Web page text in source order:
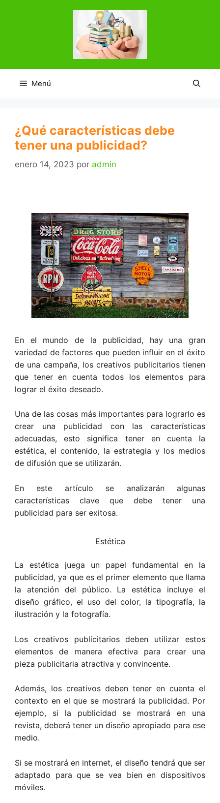
Menú
¿Qué características debe
tener una publicidad?
enero 14, 2023 por admin
En el mundo de la publicidad, hay una gran
variedad de factores que pueden influir en el éxito
de una campaña, los creativos publicitarios tienen
que tener en cuenta todos los elementos para
lograr el éxito deseado.
Una de las cosas más importantes para lograrlo es
crear una publicidad con las características
adecuadas, esto significa tener en cuenta la
estética, el contenido, la estrategia y los medios
de difusión que se utilizarán.
En este artículo se analizarán algunas
características clave que debe tener una
publicidad para ser exitosa.
Estética
La estética juega un papel fundamental en la
publicidad, ya que es el primer elemento que llama
la atención del público. La estética incluye el
diseño gráfico, el uso del color, la tipografía, la
ilustración y la fotografía.
Los creativos publicitarios deben utilizar estos
elementos de manera efectiva para crear una
pieza publicitaria atractiva y convincente.
Además, los creativos deben tener en cuenta el
contexto en el que se mostrará la publicidad. Por
ejemplo, si la publicidad se mostrará en una
revista, deberá tener un diseño apropiado para ese
medio.
Si se mostrará en internet, el diseño tendrá que ser
adaptado para que se vea bien en dispositivos
móviles.